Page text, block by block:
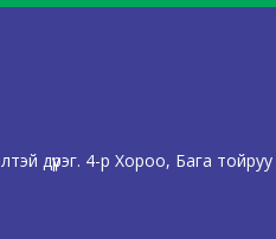
дүүрэг. 4-р Хороо, Бага тойруу